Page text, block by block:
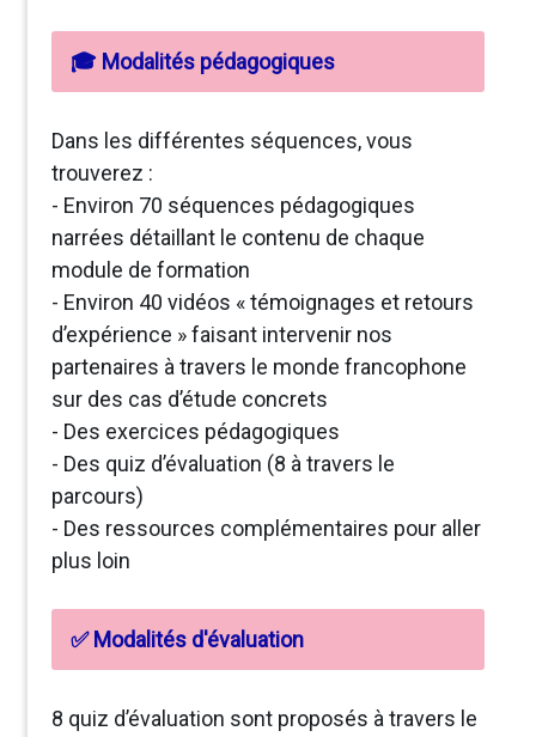
🎓 Modalités pédagogiques
Dans les différentes séquences, vous
trouverez :
- Environ 70 séquences pédagogiques
narrées détaillant le contenu de chaque
module de formation
- Environ 40 vidéos « témoignages et retours
d’expérience » faisant intervenir nos
partenaires à travers le monde francophone
sur des cas d’étude concrets
- Des exercices pédagogiques
- Des quiz d’évaluation (8 à travers le
parcours)
- Des ressources complémentaires pour aller
plus loin
✅ Modalités d'évaluation
8 quiz d’évaluation sont proposés à travers le